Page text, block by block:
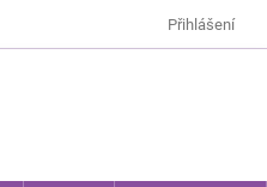
Přihlášení